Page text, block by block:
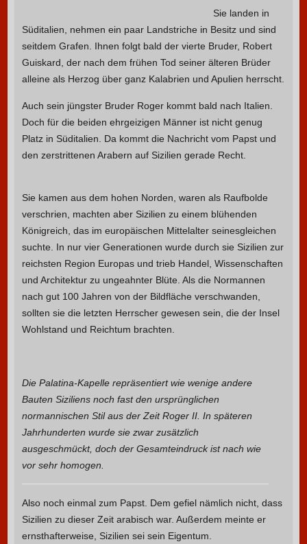
Sie landen in
Süditalien, nehmen ein paar Landstriche in Besitz und sind
seitdem Grafen. Ihnen folgt bald der vierte Bruder, Robert
Guiskard, der nach dem frühen Tod seiner älteren Brüder
alleine als Herzog über ganz Kalabrien und Apulien herrscht.
Auch sein jüngster Bruder Roger kommt bald nach Italien.
Doch für die beiden ehrgeizigen Männer ist nicht genug
Platz in Süditalien. Da kommt die Nachricht vom Papst und
den zerstrittenen Arabern auf Sizilien gerade Recht.
Sie kamen aus dem hohen Norden, waren als Raufbolde
verschrien, machten aber Sizilien zu einem blühenden
Königreich, das im europäischen Mittelalter seinesgleichen
suchte. In nur vier Generationen wurde durch sie Sizilien zur
reichsten Region Europas und trieb Handel, Wissenschaften
und Architektur zu ungeahnter Blüte. Als die Normannen
nach gut 100 Jahren von der Bildfläche verschwanden,
sollten sie die letzten Herrscher gewesen sein, die der Insel
Wohlstand und Reichtum brachten.
Die Palatina-Kapelle repräsentiert wie wenige andere
Bauten Siziliens noch fast den ursprünglichen
normannischen Stil aus der Zeit Roger II. In späteren
Jahrhunderten wurde sie zwar zusätzlich
ausgeschmückt, doch der Gesamteindruck ist nach wie
vor sehr homogen.
Also noch einmal zum Papst. Dem gefiel nämlich nicht, dass
Sizilien zu dieser Zeit arabisch war. Außerdem meinte er
ernsthafterweise, Sizilien sei sein Eigentum.